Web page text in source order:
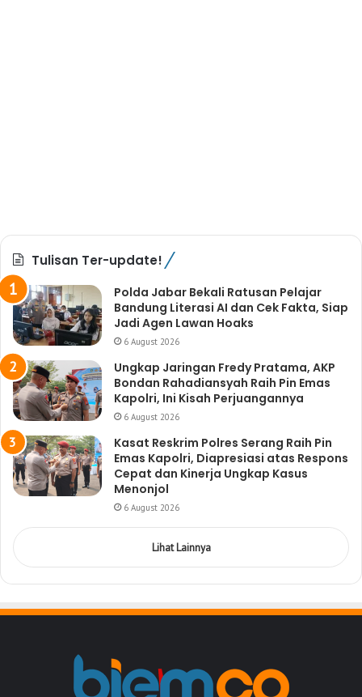
Tulisan Ter-update!
Polda Jabar Bekali Ratusan Pelajar
Bandung Literasi AI dan Cek Fakta, Siap
Jadi Agen Lawan Hoaks
6 August 2026
Ungkap Jaringan Fredy Pratama, AKP
Bondan Rahadiansyah Raih Pin Emas
Kapolri, Ini Kisah Perjuangannya
6 August 2026
Kasat Reskrim Polres Serang Raih Pin
Emas Kapolri, Diapresiasi atas Respons
Cepat dan Kinerja Ungkap Kasus
Menonjol
6 August 2026
Lihat Lainnya